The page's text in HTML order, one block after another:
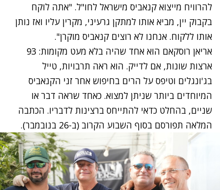
להרוויח מייצוא קנאביס מישראל לחו"ל. "אתה לוקח
בקבוק יין, מביא אותו למתקן גרעיני, מקרין עליו ואז נותן
אותו ללקוח. אנחנו לא רוצים קנאביס מוקרן".
אריאן רוסקאם הוא אחד שהיה בלא מעט מקומות: 93
ארצות שונות, אם לדייק. הוא ראה תרבויות, טייל
בג'ונגלים וטיפס על הרים בחיפוש אחר זני הקנאביס
המיוחדים ביותר שניתן למצוא. כאחד שראה דבר או
שניים, בהחלט כדאי להתייחס ברצינות לדבריו. הכתבה
המלאה תפורסם בסוף השבוע הקרוב (ב-26 בנובמבר).